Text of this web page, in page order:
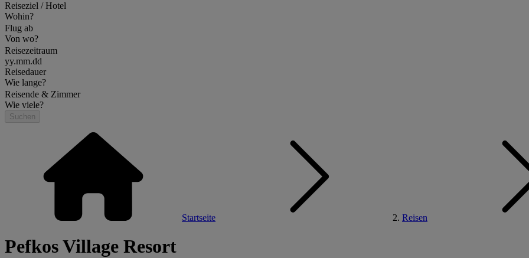
Reiseziel / Hotel
Wohin?
Flug ab
Von wo?
Reisezeitraum
yy.mm.dd
Reisedauer
Wie lange?
Reisende & Zimmer
Wie viele?
Suchen
Startseite Reisen
Pefkos Village Resort